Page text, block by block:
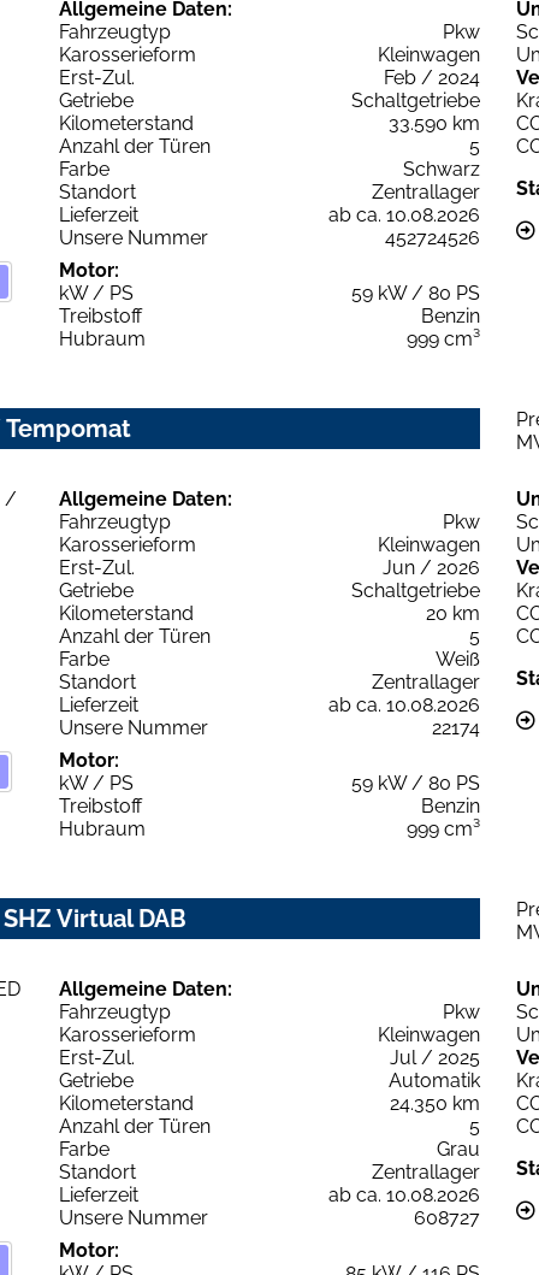
Allgemeine Daten:
Fahrzeugtyp
Pkw
Karosserieform
Kleinwagen
Erst-Zul.
Feb / 2024
Getriebe
Schaltgetriebe
Kilometerstand
33.590 km
Anzahl der Türen
5
Farbe
Schwarz
Standort
Zentrallager
Lieferzeit
ab ca. 10.08.2026
Unsere Nummer
452724526
Motor:
kW / PS
59 kW / 80 PS
Treibstoff
Benzin
Hubraum
999 cm³
Allgemeine Daten:
Fahrzeugtyp
Pkw
Karosserieform
Kleinwagen
Erst-Zul.
Jun / 2026
Getriebe
Schaltgetriebe
Kilometerstand
20 km
Anzahl der Türen
5
Farbe
Weiß
Standort
Zentrallager
Lieferzeit
ab ca. 10.08.2026
Unsere Nummer
22174
Motor:
kW / PS
59 kW / 80 PS
Treibstoff
Benzin
Hubraum
999 cm³
Virtual DAB
Allgemeine Daten:
Fahrzeugtyp
Pkw
Karosserieform
Kleinwagen
Erst-Zul.
Jul / 2025
Getriebe
Automatik
Kilometerstand
24.350 km
Anzahl der Türen
5
Farbe
Grau
Standort
Zentrallager
Lieferzeit
ab ca. 10.08.2026
Unsere Nummer
608727
Motor: